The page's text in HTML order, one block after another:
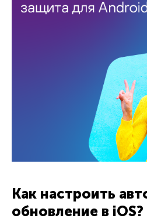
Как настроить
обновление в iOS?